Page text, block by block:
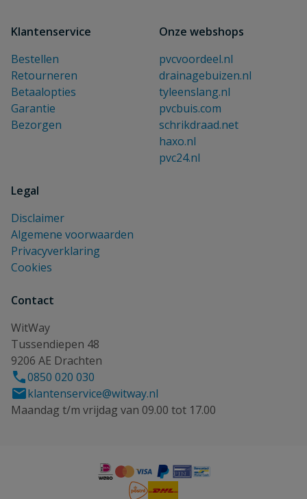
Klantenservice
Bestellen
Retourneren
Betaalopties
Garantie
Bezorgen
Onze webshops
pvcvoordeel.nl
drainagebuizen.nl
tyleenslang.nl
pvcbuis.com
schrikdraad.net
haxo.nl
pvc24.nl
Legal
Disclaimer
Algemene voorwaarden
Privacyverklaring
Cookies
Contact
WitWay
Tussendiepen 48
9206 AE Drachten
0850 020 030
klantenservice@witway.nl
Maandag t/m vrijdag van 09.00 tot 17.00